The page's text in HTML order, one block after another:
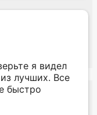
я видел
лучших. Все
быстро